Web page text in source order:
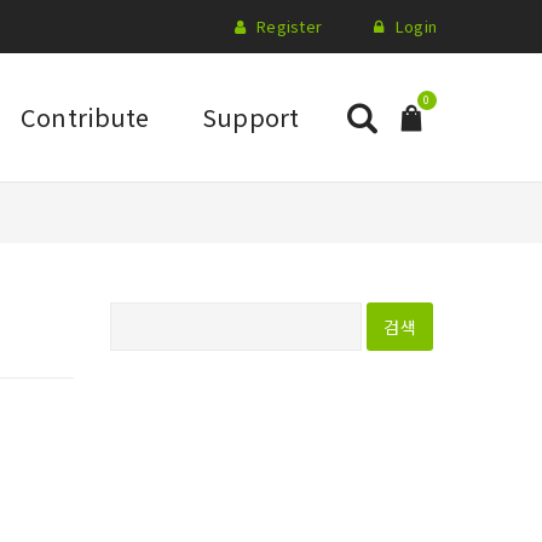
Register Login
Contribute Support 0